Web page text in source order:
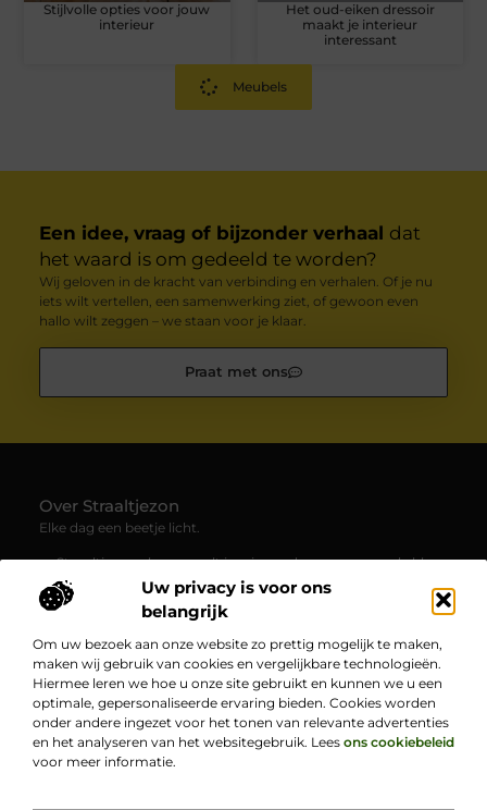
Uw privacy is voor ons
belangrijk
Om uw bezoek aan onze website zo prettig mogelijk te maken,
maken wij gebruik van cookies en vergelijkbare technologieën.
Hiermee leren we hoe u onze site gebruikt en kunnen we u een
optimale, gepersonaliseerde ervaring bieden. Cookies worden
onder andere ingezet voor het tonen van relevante advertenties
en het analyseren van het websitegebruik. Lees ons cookiebeleid
voor meer informatie.
Stijlvolle opties voor jouw
interieur
Het oud-eiken dressoir
maakt je interieur
interessant
Meubels
Een idee, vraag of bijzonder verhaal dat
het waard is om gedeeld te worden?
Wij geloven in de kracht van verbinding en verhalen. Of je nu
iets wilt vertellen, een samenwerking ziet, of gewoon even
hallo wilt zeggen – we staan voor je klaar.
Praat met ons
Over Straaltjezon
Elke dag een beetje licht.
— Straaltjezon.nl verzamelt inspirerende en verrassende blogs
en artikelen over allerlei facetten van het dagelijks leven. Een
plek waar je nieuwe inzichten en positieve verhalen ontdekt.
Bericht categorie
Onze informatie